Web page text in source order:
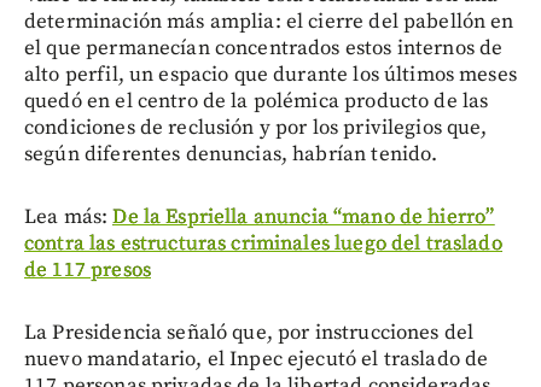
determinación más amplia: el cierre del pabellón en
el que permanecían concentrados estos internos de
alto perfil, un espacio que durante los últimos meses
quedó en el centro de la polémica producto de las
condiciones de reclusión y por los privilegios que,
según diferentes denuncias, habrían tenido.
Lea más:De la Espriella anuncia “mano de hierro”
contra las estructuras criminales luego del traslado
de 117 presos
La Presidencia señaló que, por instrucciones del
nuevo mandatario, el Inpec ejecutó el traslado de